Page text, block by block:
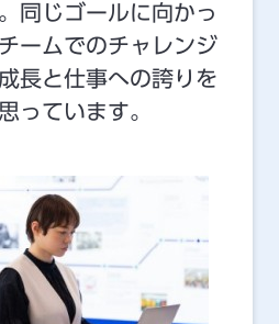
同じゴールに向かっ
ームでのチャレンジ
長と仕事への誇りを
っています。